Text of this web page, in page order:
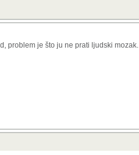
problem je što ju ne prati ljudski mozak.